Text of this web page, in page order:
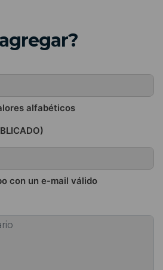
alfabéticos
con un e-mail válido